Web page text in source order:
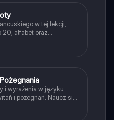
w tej lekcji,
20, alfabet oraz
dla początkujących
przyswoić kluczowe
i wyrażenia w języku
i pożegnań. Naucz się,
o samopoczucie oraz
dla